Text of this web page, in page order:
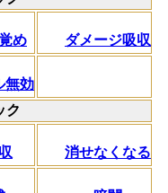
め ダメージ吸収
無効
ク
消せなくなる